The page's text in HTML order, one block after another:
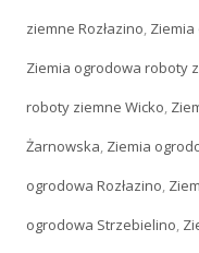
ziemne Rozłazino,
Ziemia ogrodowa roboty
roboty ziemne Wicko,
Żarnowska, Ziemia
ogrodowa Rozłazino,
ogrodowa Strzebielino,